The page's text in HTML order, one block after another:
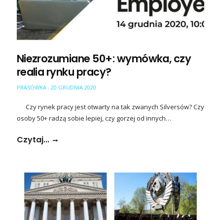
Niezrozumiane 50+: wymówka, czy
realia rynku pracy?
PRASÓWKA - 20 GRUDNIA 2020
Czy rynek pracy jest otwarty na tak zwanych Silversów? Czy
osoby 50+ radzą sobie lepiej, czy gorzej od innych…
Czytaj...